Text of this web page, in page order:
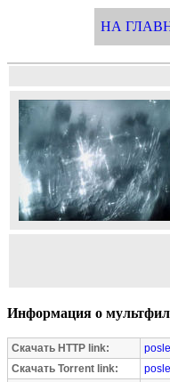
НА
Информация о
Скачать HTTP link:
Скачать Torrent link: